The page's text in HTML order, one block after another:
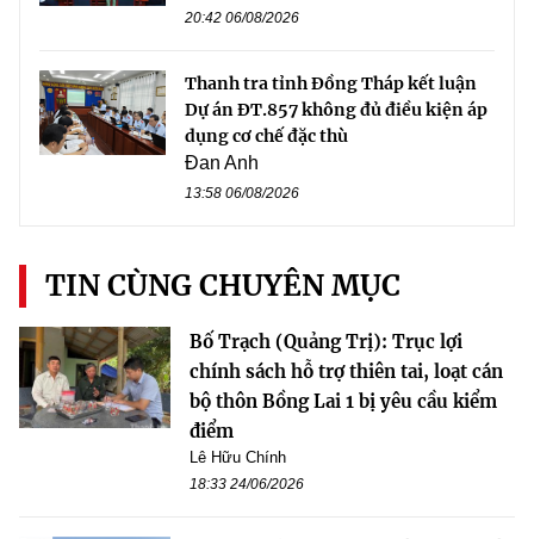
20:42 06/08/2026
Thanh tra tỉnh Đồng Tháp kết luận
Dự án ĐT.857 không đủ điều kiện áp
dụng cơ chế đặc thù
Đan Anh
13:58 06/08/2026
TIN CÙNG CHUYÊN MỤC
Bố Trạch (Quảng Trị): Trục lợi
chính sách hỗ trợ thiên tai, loạt cán
bộ thôn Bồng Lai 1 bị yêu cầu kiểm
điểm
Lê Hữu Chính
18:33 24/06/2026